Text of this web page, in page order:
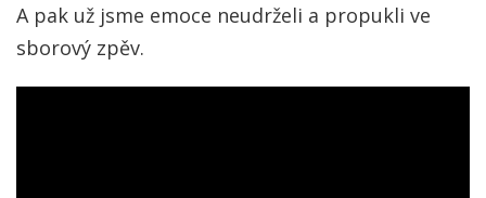
A pak už jsme emoce neudrželi a propukli ve
sborový zpěv.